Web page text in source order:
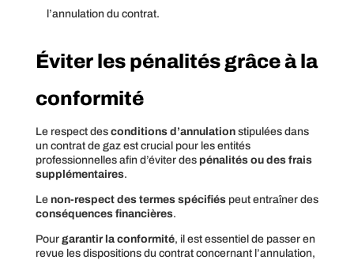
l’annulation du contrat.
Éviter les pénalités grâce à la
conformité
Le respect des conditions d’annulationstipulées dans
un contrat de gaz est crucial pour les entités
professionnelles afin d’éviter des pénalités ou des frais
supplémentaires.
Le non-respect des termes spécifiéspeut entraîner des
conséquences financières.
Pour garantir la conformité, il est essentiel de passer en
revue les dispositions du contrat concernant l’annulation,